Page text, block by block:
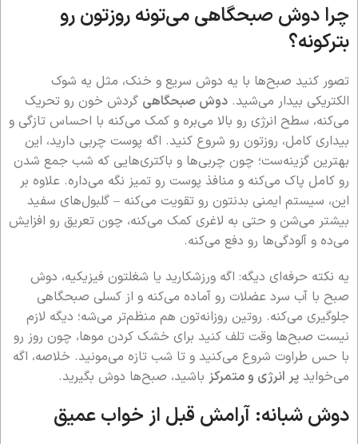
چرا دوش صبحگاهی می‌تونه روزتون رو
بترکونه؟
تصور کنید صبح‌ها با یه دوش سریع و خنک، مثل یه شوک
الکتریکی بیدار می‌شید. دوش صبحگاهی گردش خون رو تحریک
می‌کنه، سطح انرژی رو بالا می‌بره و کمک می‌کنه با احساس تازگی و
بیداری کامل، روزتون رو شروع کنید. اگه پوست چربی دارید، این
بهترین گزینه‌ست؛ چون چربی‌ها و باکتری‌هایی که شب جمع شدن
رو کامل پاک می‌کنه و منافذ پوست رو تمیز نگه می‌داره. علاوه بر
این، سیستم ایمنی بدنتون رو تقویت می‌کنه – گلبول‌های سفید
بیشتر می‌شن و حتی به لاغری کمک می‌کنه، چون تعریق رو افزایش
می‌ده و آلودگی‌ها رو دفع می‌کنه.
یه نکته حرفه‌ای دیگه: اگه ورزشکارید یا شغلتون فیزیکیه، دوش
صبح با آب سرد عضلات رو آماده می‌کنه و از کسلی صبحگاهی
جلوگیری می‌کنه. روتین روزانه‌تون هم منظم‌تر می‌شه؛ دیگه لازم
نیست صبح‌ها وقت تلف کنید برای خشک کردن موها، چون روز رو
با حس طراوت شروع می‌کنید و تا شب تازه می‌مونید. خلاصه، اگه
می‌خواید پر انرژی و متمرکز باشید، صبح‌ها دوش بگیرید.
دوش شبانه: آرامش قبل از خواب عمیق